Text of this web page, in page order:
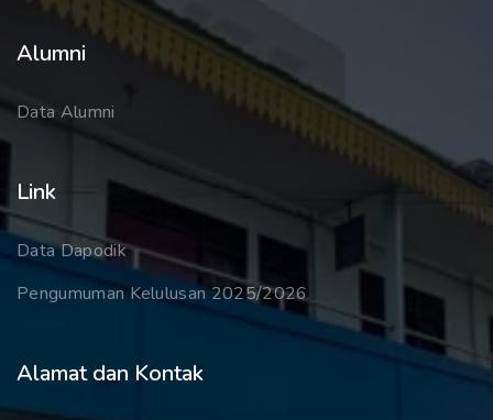
Alumni
Data Alumni
Link
Data Dapodik
Pengumuman Kelulusan 2025/2026
Alamat dan Kontak